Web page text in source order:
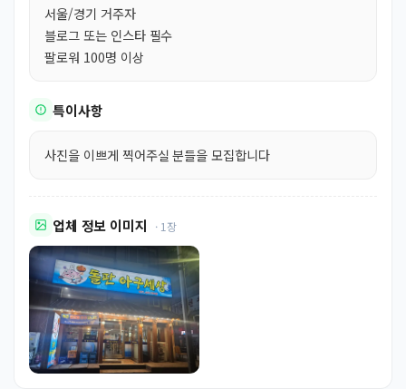
서울/경기 거주자
블로그 또는 인스타 필수
팔로워 100명 이상
특이사항
사진을 이쁘게 찍어주실 분들을 모집합니다
업체 정보 이미지 · 1장